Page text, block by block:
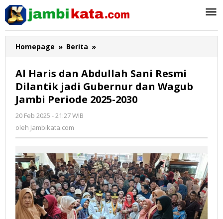
Lewati
konten
Homepage » Berita »
Haris
dan
Abdullah
Sani
Resmi
dan
Jambi
Periode
2025-
2030
Al Haris dan Abdullah Sani Resmi
Dilantik jadi Gubernur dan Wagub
Jambi Periode 2025-2030
20 Feb 2025 - 21:27 WIB
oleh Jambikata.com